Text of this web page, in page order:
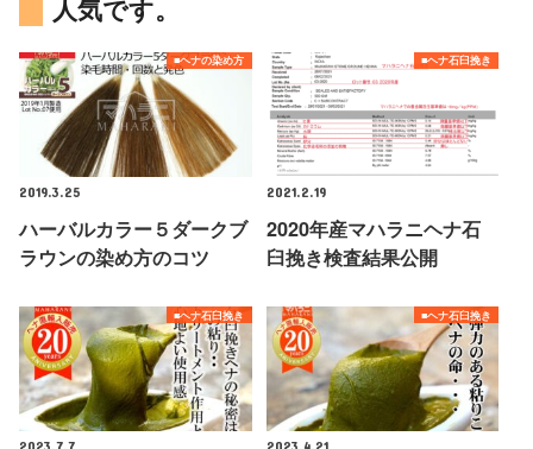
人気です。
■ヘナの染め方
2019.3.25
ハーバルカラー５ダークブ
ラウンの染め方のコツ
■ヘナ石臼挽き
2021.2.19
2020年産マハラニヘナ石
臼挽き検査結果公開
■ヘナ石臼挽き
2023.7.7
■ヘナ石臼挽き
2023.4.21